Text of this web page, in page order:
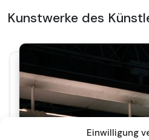
Einwilligung
Kunstwerke des